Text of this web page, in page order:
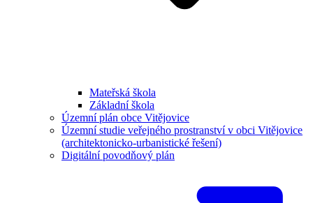
Mateřská škola
Základní škola
Územní plán obce Vitějovice
Územní studie veřejného prostranství v obci Vitějovice
(architektonicko-urbanistické řešení)
Digitální povodňový plán